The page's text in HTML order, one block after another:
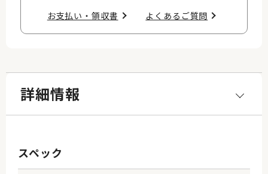
お支払い・領収書​ よくあるご質問​
詳細情報
スペック